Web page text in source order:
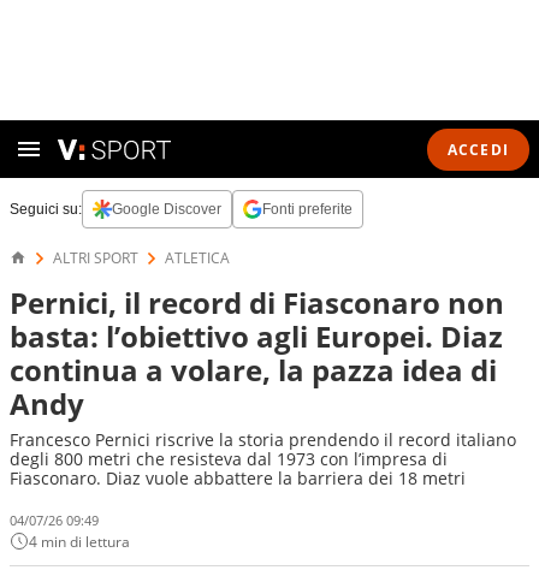
ACCEDI
Seguici su: Google Discover Fonti preferite
ALTRI SPORT ATLETICA
Pernici, il record di Fiasconaro non
basta: l’obiettivo agli Europei. Diaz
continua a volare, la pazza idea di
Andy
Francesco Pernici riscrive la storia prendendo il record italiano
degli 800 metri che resisteva dal 1973 con l’impresa di
Fiasconaro. Diaz vuole abbattere la barriera dei 18 metri
04/07/26 09:49
4 min di lettura